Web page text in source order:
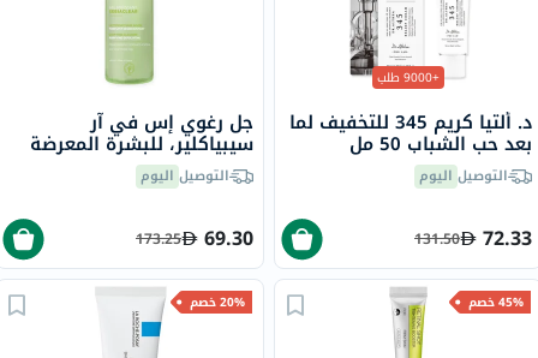
+9000 طلب
د. ألتيا كريم 345 للتخفيف لما
بعد حب الشباب 50 مل
التوصيل اليوم
72.33
131.50
جل رغوي إس في آر
سيبياكلير، للبشرة المعرضة
لحب الشباب - 400 مل
التوصيل اليوم
69.30
173.25
45% خصم 20% خصم